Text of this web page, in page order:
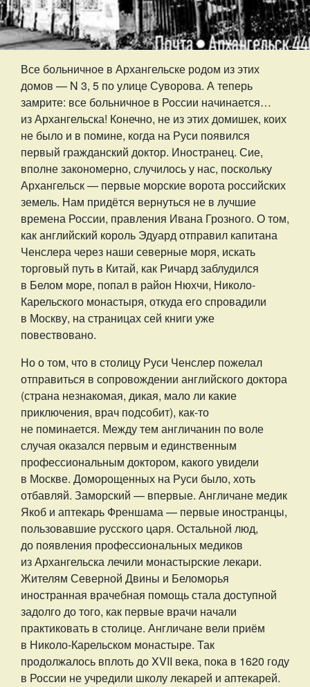
Все больничное в Архангельске родом из этих
домов — N 3, 5 по улице Суворова. А теперь
замрите: все больничное в России начинается…
из Архангельска! Конечно, не из этих домишек, коих
не было и в помине, когда на Руси появился
первый гражданский доктор. Иностранец. Сие,
вполне закономерно, случилось у нас, поскольку
Архангельск — первые морские ворота российских
земель. Нам придётся вернуться не в лучшие
времена России, правления Ивана Грозного. О том,
как английский король Эдуард отправил капитана
Ченслера через наши северные моря, искать
торговый путь в Китай, как Ричард заблудился
в Белом море, попал в район Нюхчи, Николо-
Карельского монастыря, откуда его спровадили
в Москву, на страницах сей книги уже
повествовано.
Но о том, что в столицу Руси Ченслер пожелал
отправиться в сопровождении английского доктора
(страна незнакомая, дикая, мало ли какие
приключения, врач подсобит), как-то
не поминается. Между тем англичанин по воле
случая оказался первым и единственным
профессиональным доктором, какого увидели
в Москве. Доморощенных на Руси было, хоть
отбавляй. Заморский — впервые. Англичане медик
Якоб и аптекарь Френшама — первые иностранцы,
пользовавшие русского царя. Остальной люд,
до появления профессиональных медиков
из Архангельска лечили монастырские лекари.
Жителям Северной Двины и Беломорья
иностранная врачебная помощь стала доступной
задолго до того, как первые врачи начали
практиковать в столице. Англичане вели приём
в Николо-Карельском монастыре. Так
продолжалось вплоть до XVII века, пока в 1620 году
в России не учредили школу лекарей и аптекарей.